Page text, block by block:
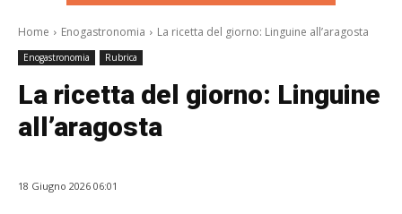
Home
Enogastronomia La ricetta del giorno: Linguine all’aragosta
Enogastronomia Rubrica
La ricetta del giorno: Linguine
all’aragosta
18 Giugno 2026 06:01